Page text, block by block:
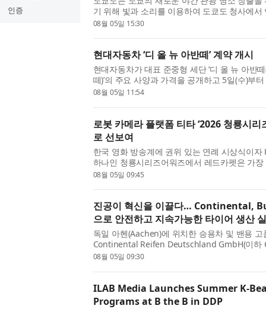
인증
기 위해 빛과 소리를 이용하여 도쿄도 청사에
선보이고 있다. 7월 25일(토) 전 세계적으로 사
08월 05일 15:30
현대자동차 ‘디 올 뉴 아반떼’ 계약 개시
현대자동차가 대표 준중형 세단 ‘디 올 뉴 아반
떼)’의 주요 사양과 가격을 공개하고 5일(수)부
떼는 6년 만에 선보이는 8세대 완전변경 모델
08월 05일 11:54
로봇 카메라 플랫폼 티타 ‘2026 청룡시리
로 선보여
한국 영화 방송계에 권위 있는 연례 시상식이
하나인 청룡시리즈어워즈에서 레드카펫은 가
서 열린 2026년 청룡시리즈어워즈 행사에서는
08월 05일 09:45
진공이 혁신을 이끌다… Continental,
으로 안전하고 지속가능한 타이어 생산
독일 아헨(Aachen)에 위치한 승용차 및 밴용
Continental Reifen Deutschland GmbH(이하
중 텍스타일 절단기(Textile Cutting Machine)
08월 05일 09:30
ILAB Media Launches Summer K-
Programs at B the B in DDP